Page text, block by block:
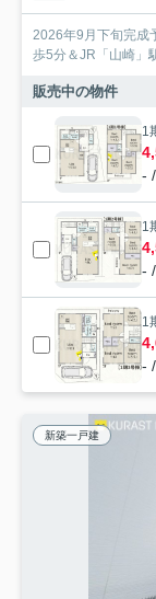
2026年9月下旬完成
歩5分＆JR「山崎」
販売中の物件
1
-
1
-
1
-
新築一戸建